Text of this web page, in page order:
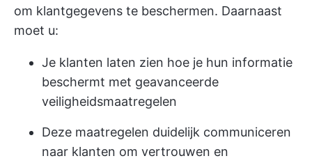
om klantgegevens te beschermen. Daarnaast
moet u:
Je klanten laten zien hoe je hun informatie
beschermt met geavanceerde
veiligheidsmaatregelen
Deze maatregelen duidelijk communiceren
naar klanten om vertrouwen en